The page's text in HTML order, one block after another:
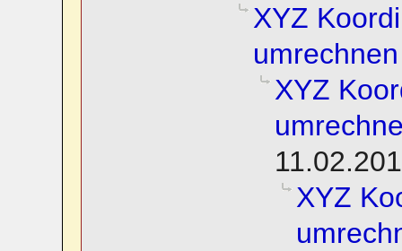
XYZ
umrechnen
XYZ
XYZ